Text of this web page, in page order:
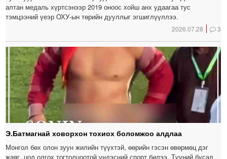
алтан медаль хүртсэнээр 2019 оноос хойш анх удаагаа тус
тэмцээний үеэр ОХУ-ын төрийн дууллыг эгшиглүүллээ.
2026.07.28 3
Э.Батмагнай ховорхон тохиох боломжоо алдлаа
Монгол бөх олон зуун жилийн түүхтэй, өөрийн гэсэн өвөрмөц дэг
жаяг, цол олгох тогтолцоотой үндэсний спорт билээ. Түүний бусад